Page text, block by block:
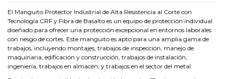
El Manguito Protector Industrial de Alta Resistencia al Corte con
Tecnología CRF y Fibra de Basalto es un equipo de protección individual
diseñado para ofrecer una protección excepcional en entornos laborales
con riesgo de cortes. Este manguito es apto para una amplia gama de
trabajos, incluyendo montajes, trabajos de inspección, manejo de
maquinaria, edificación y construcción, trabajos de instalación,
ingeniería, trabajos en almacén, y trabajos en el sector del metal.